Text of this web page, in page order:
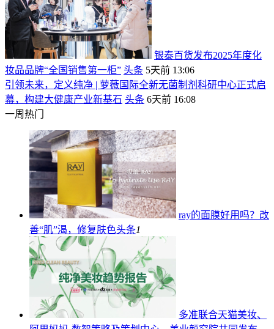
银泰百货发布2025年度化
妆品品牌“全国销售第一柜” 头条 5天前 13:06
引领未来，定义纯净 | 萝薇国际全新无菌制剂科研中心正式启
幕，构建大健康产业新基石 头条 6天前 16:08
一周热门
ray的面膜好用吗？改
善“肌”渴，修复肤色头条1
多准联合天猫美妆、